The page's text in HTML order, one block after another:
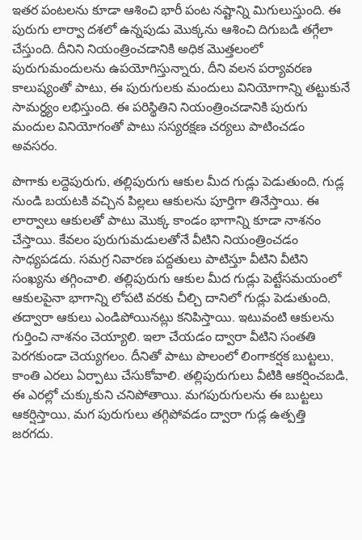
ఇతర పంటలను కూడా ఆశించి భారీ పంట నష్టాన్ని మిగులుస్తుంది. ఈ
పురుగు లార్వా దశలో ఉన్నపుడు మొక్కను ఆశించి దిగుబడి తగ్గేలా
చేస్తుంది. దీనిని నియంత్రించడానికి అధిక మొత్తలంలో
పురుగుమందులను ఉపయోగిస్తున్నారు, దీని వలన పర్యావరణ
కాలుష్యంతో పాటు, ఈ పురుగులకు మందులు వినియోగాన్ని తట్టుకునే
సామర్ధ్యం లభిస్తుంది. ఈ పరిస్థితిని నియంత్రించడానికి పురుగు
మందుల వినియోగంతో పాటు సస్యరక్షణ చర్యలు పాటించడం
అవసరం.
పొగాకు లద్దెపురుగు, తల్లిపురుగు ఆకుల మీద గుడ్లు పెడుతుంది, గుడ్ల
నుండి బయటకి వచ్చిన పిల్లలు ఆకులను పూర్తిగా తినేస్తాయి. ఈ
లార్వాలు ఆకులతో పాటు మొక్క కాండం భాగాన్ని కూడా నాశనం
చేస్తాయి. కేవలం పురుగుమడులతోనే వీటిని నియంత్రించడం
సాధ్యపడదు. సమగ్ర నివారణ పద్దతులు పాటిస్తూ వీటిని వీటిని
సంఖ్యను తగ్గించాలి. తల్లిపురుగు ఆకుల మీద గుడ్లు పెట్టేసమయంలో
ఆకులపైనా భాగాన్ని లోపటి వరకు చీల్చి దానిలో గుడ్లు పెడుతుంది,
తద్వారా ఆకులు ఎండిపోయినట్లు కనిపిస్తాయి. ఇటువంటి ఆకులను
గుర్తించి నాశనం చెయ్యాలి. ఇలా చేయడం ద్వారా వీటిని సంతతి
పెరగకుండా చెయ్యగలం. దీనితో పాటు పొలంలో లింగాకర్షక బుట్టలు,
కాంతి ఎరలు ఏర్పాటు చేసుకోవాలి. తల్లిపురుగులు వీటికి ఆకర్షించబడి,
ఈ ఎరల్లో చుక్కుకుని చనిపోతాయి. మగపురుగులను ఈ బుట్టలు
ఆకర్షిస్తాయి, మగ పురుగులు తగ్గిపోవడం ద్వారా గుడ్ల ఉత్పత్తి
జరగదు.